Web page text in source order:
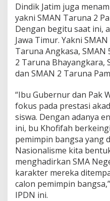
a
n
B
e
r
k
u
a
i
t
a
s
Dindik Jatim juga
yakni SMAN Taruna 2
Dengan begitu saat ini,
Jawa Timur. Yakni
Taruna Angkasa, SMAN
2 Taruna Bhayangkara,
dan SMAN 2 Taruna
“Ibu Gubernur dan Pak
fokus pada prestasi
siswa. Dengan adanya
ini, bu Khofifah
pemimpin bangsa yang
Nasionalisme kita
menghadirkan SMA
karakter mereka
calon pemimpin
IPDN ini.